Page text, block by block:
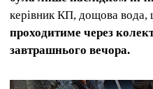
керівник КП, дощова вода,
проходитиме через
завтрашнього вечора.